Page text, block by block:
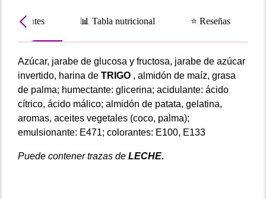
📊 Tabla nutricional ⭐ Reseñas
Azúcar, jarabe de glucosa y fructosa, jarabe de azúcar
invertido, harina de TRIGO , almidón de maíz, grasa
de palma; humectante: glicerina; acidulante: ácido
cítrico, ácido málico; almidón de patata, gelatina,
aromas, aceites vegetales (coco, palma);
emulsionante: E471; colorantes: E100, E133
Puede contener trazas de LECHE.